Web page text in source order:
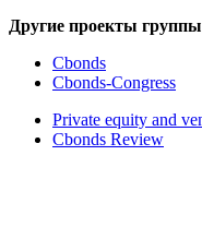
Другие проекты
Cbonds
Cbonds-Congress
Private equity and
Cbonds Review